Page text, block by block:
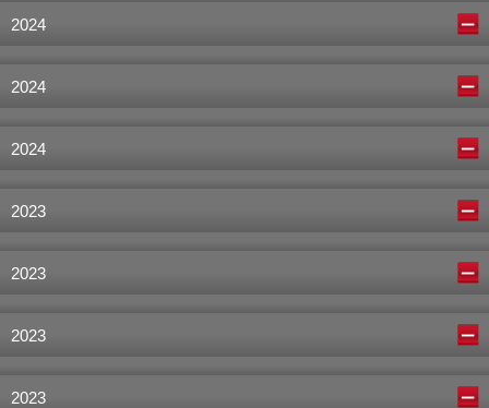
2024
2024
2024
2023
2023
2023
2023